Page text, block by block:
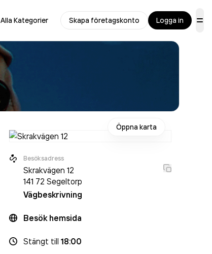
Alla Kategorier Skapa företagskonto Logga in
Öppna karta
Besöksadress
Skrakvägen 12
141 72 Segeltorp
Vägbeskrivning
Besök hemsida
Stängt till 18:00